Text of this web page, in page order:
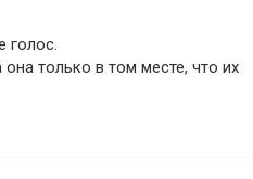
голос.
только в том месте, что их